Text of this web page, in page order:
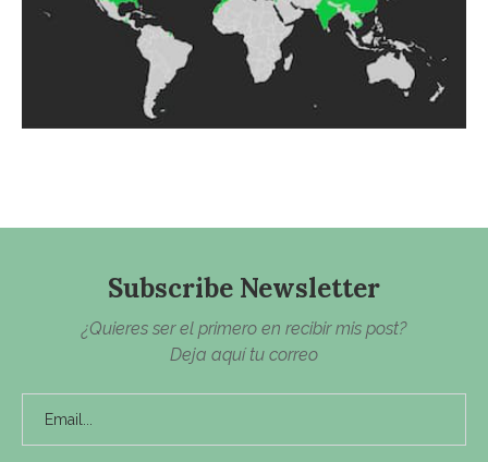
Subscribe Newsletter
¿Quieres ser el primero en recibir mis post?
Deja aquí tu correo